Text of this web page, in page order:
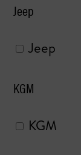
Jeep
Jeep
KGM
KGM